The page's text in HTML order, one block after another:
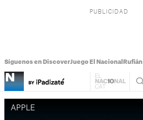
Síguenos en DiscoverJuego El Nacional
APPLE